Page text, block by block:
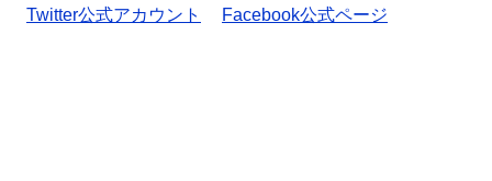
Twitter公式アカウント
Facebook公式ページ